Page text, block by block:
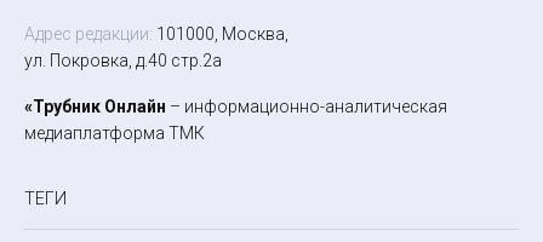
Адрес редакции: 101000, Москва,
ул. Покровка, д.40 стр.2а
«Трубник Онлайн – информационно-аналитическая
медиаплатформа ТМК
ТЕГИ